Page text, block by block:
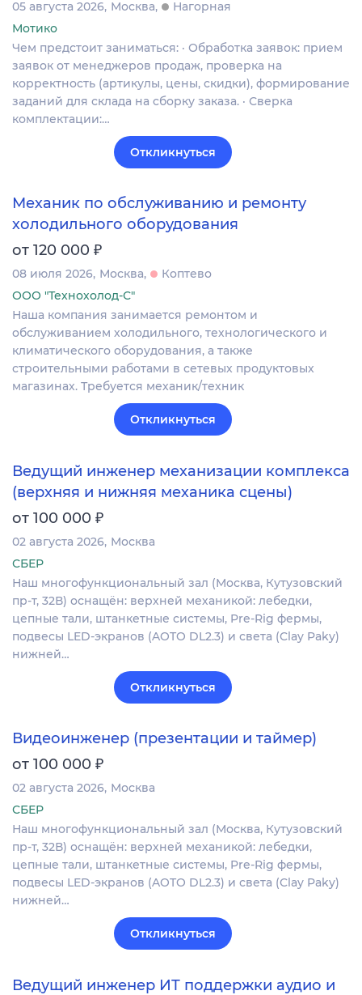
05 августа 2026 Москва
Нагорная
Мотико
Чем предстоит заниматься: · Обработка заявок: прием
заявок от менеджеров продаж, проверка на
корректность (артикулы, цены, скидки), формирование
заданий для склада на сборку заказа. · Сверка
комплектации:…
Откликнуться
Механик по обслуживанию и ремонту
холодильного оборудования
от 120 000 ₽
08 июля 2026 Москва
Коптево
ООО "Технохолод-С"
Наша компания занимается ремонтом и
обслуживанием холодильного, технологического и
климатического оборудования, а также
строительными работами в сетевых продуктовых
магазинах. Требуется механик/техник
Откликнуться
Ведущий инженер механизации комплекса
(верхняя и нижняя механика сцены)
от 100 000 ₽
02 августа 2026 Москва
СБЕР
Наш многофункциональный зал (Москва, Кутузовский
пр-т, 32В) оснащён: верхней механикой: лебедки,
цепные тали, штанкетные системы, Pre-Rig фермы,
подвесы LED-экранов (AOTO DL2.3) и света (Clay Paky)
нижней…
Откликнуться
Видеоинженер (презентации и таймер)
от 100 000 ₽
02 августа 2026 Москва
СБЕР
Наш многофункциональный зал (Москва, Кутузовский
пр-т, 32В) оснащён: верхней механикой: лебедки,
цепные тали, штанкетные системы, Pre-Rig фермы,
подвесы LED-экранов (AOTO DL2.3) и света (Clay Paky)
нижней…
Откликнуться
Ведущий инженер ИТ поддержки аудио и